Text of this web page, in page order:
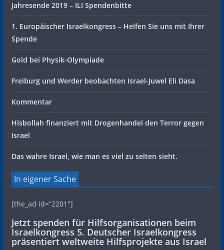
Jahresende 2019 – ILI Spendenbitte
1. Europäischer Israelkongress – Helfen Sie uns mit Ihrer
Spende
Gold bei Physik-Olympiade
Freiburg und Werder beobachten Israel-Juwel Eli Dasa
Kommentar
Hisbollah finanziert mit Drogenhandel den Terror gegen
Israel
Das wahre Israel, wie man es viel zu selten sieht.
In eigener Sache
[the_ad id=“2201″]
Jetzt spenden für Hilfsorganisationen beim
Israelkongress 5. Deutscher Israelkongress
präsentiert weltweite Hilfsprojekte aus Israel